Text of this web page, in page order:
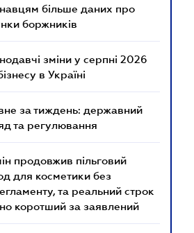
більше даних про
боржників
зміни у серпні 2026
в Україні
за тиждень: державний
та регулювання
продовжив пільговий
для косметики без
та реальний строк
коротший за заявлений